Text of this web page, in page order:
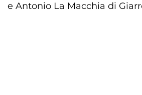
e Antonio La Macchia di